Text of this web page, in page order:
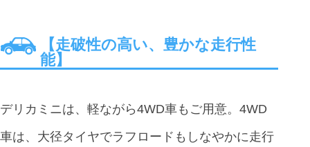
【走破性の高い、豊かな走行性
能】
デリカミニは、軽ながら4WD車もご用意。4WD
車は、大径タイヤでラフロードもしなやかに走行